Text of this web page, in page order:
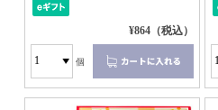
¥864（税込）
個